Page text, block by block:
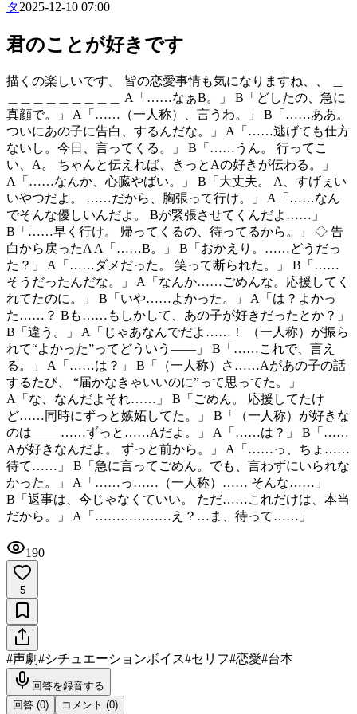
タ2025-12-10 07:00
君のことが好きです
描くの楽しいです。 皆の恋愛事情も気になりますね、、 ＿
＿＿＿＿＿＿＿＿＿ A「……なぁB。」 B「どしたの、急に
真顔で。」 A「……（一人称）、言うわ。」 B「……ああ。
ついにあの子に告白、するんだな。」 A「……逃げても仕方
ないし。今日、言ってくる。」 B「……うん。 行ってこ
い、A。 ちゃんと伝えれば、きっとAの好きが伝わる。」
A「……なんか、心臓やばい。」 B「大丈夫。 A、すげぇい
いやつだよ。 ……だから、胸張って行け。」 A「……なん
でそんな優しいんだよ。 Bが緊張させてくんだよ……」
B「……早く行け。 帰ってくるの、待ってるから。」 ◇ 告
白から戻ったA A「……B。」 B「おかえり。……どうだっ
た？」 A「……ダメだった。 笑って断られた。」 B「……
そうだったんだな。」 A「なんか……ごめんな。応援してく
れてたのに。」 B「いや……よかった。」 A「は？よかっ
た……？ Bも……もしかして、あの子が好きだったとか？」
B「違う。」 A「じゃあなんでだよ……！ （一人称）が振ら
れて“よかった”ってどういう——」 B「……これで、言え
る。」 A「……は？」 B「（一人称）さ……Aがあの子の話
するたび、 “届かなきゃいいのに”って思ってた。」
A「な、なんだよそれ……」 B「ごめん。 応援してたけ
ど……同時にずっと嫉妬してた。」 B「（一人称）が好きな
のは—— ……ずっと……Aだよ。」 A「……は？」 B「……
Aが好きなんだよ。 ずっと前から。」 A「……っ、ちょ……
待て……」 B「急に言ってごめん。でも、言わずにいられな
かった。」 A「……っ……（一人称）…… そんな……」
B「返事は、今じゃなくていい。 ただ……これだけは、本当
だから。」 A「………………え？…ま、待って……」
190
5
#声劇#シチュエーションボイス#セリフ#恋愛#台本
回答を録音する
回答 (0) コメント (0)